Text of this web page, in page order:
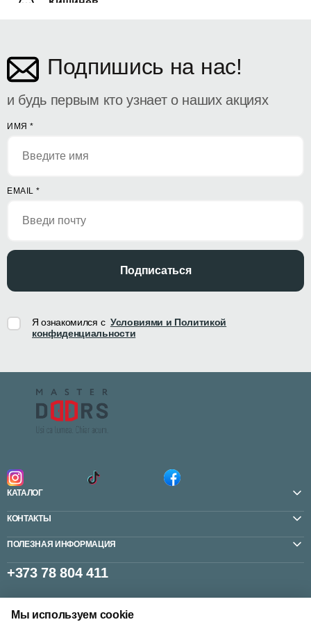
Кишинёв
Подпишись на нас!
и будь первым кто узнает о наших акциях
ИМЯ *
EMAIL *
Подписаться
Я ознакомился с Условиями и Политикой
конфиденциальности
КАТАЛОГ
КОНТАКТЫ
ПОЛЕЗНАЯ ИНФОРМАЦИЯ
+373 78 804 411
Мы используем cookie